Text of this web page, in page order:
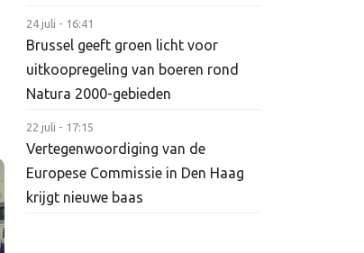
24 juli - 16:41
Brussel geeft groen licht voor
uitkoopregeling van boeren rond
Natura 2000-gebieden
22 juli - 17:15
Vertegenwoordiging van de
Europese Commissie in Den Haag
krijgt nieuwe baas